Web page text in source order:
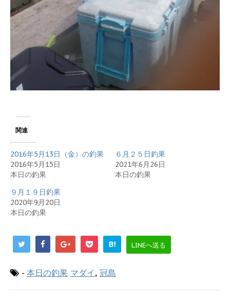
関連
2016年5月13日（金）の釣果
2016年5月15日
本日の釣果
６月２５日釣果
2021年6月26日
本日の釣果
９月１９日釣果
2020年9月20日
本日の釣果
B! LINEへ送る
- 本日の釣果 マダイ , 冠島